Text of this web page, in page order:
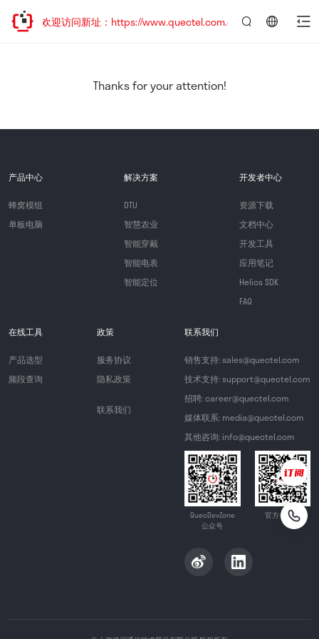
迁移，欢迎访问新址：https://www.quectel.com.cn
Thanks for your attention!
产品中心
蜂窝模组
单板电脑
解决方案
DTU
智慧农业
智能穿戴
智能电表
智能定位
开发者中心
资源下载
文档中心
开发工具
应用笔记
Helios SDK
FAQ
在线工具
产品选型
频段查询
政策
服务协议
隐私政策
联系我们
联系我们
销售支持: sales@quectel.com
技术支持: support@quectel.com
招聘: career@quectel.com
媒体联系: media@quectel.com
其他咨询: info@quectel.com
QuecDevZone
公众号
官方公众号